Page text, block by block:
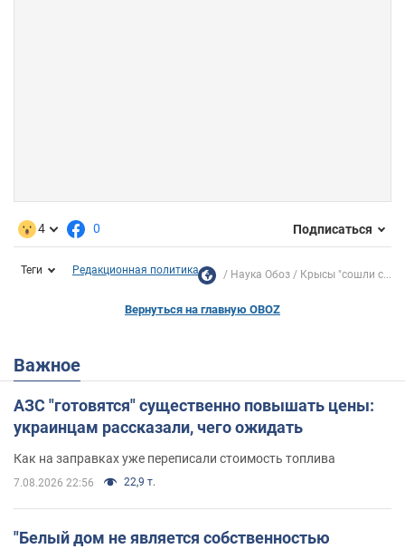
4 0 Подписаться
Теги Редакционная политика Наука Обоз Крысы "сошли с...
Вернуться на главную OBOZ
Важное
АЗС "готовятся" существенно повышать цены:
украинцам рассказали, чего ожидать
Как на заправках уже переписали стоимость топлива
7.08.2026 22:56 22,9 т.
"Белый дом не является собственностью